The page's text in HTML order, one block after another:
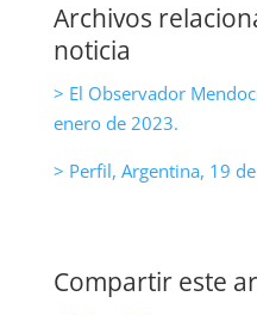
Archivos
noticia
> El Observador
enero de 2023.
> Perfil, Argentina, 19
Compartir este